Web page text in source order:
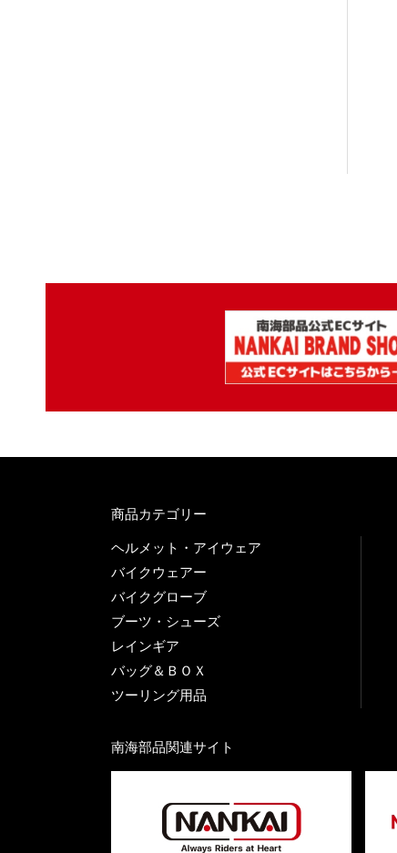
商品カテゴリー
ヘルメット・アイウェア
バイクウェアー
バイクグローブ
ブーツ・シューズ
レインギア
バッグ＆ＢＯＸ
ツーリング用品
南海部品関連サイト